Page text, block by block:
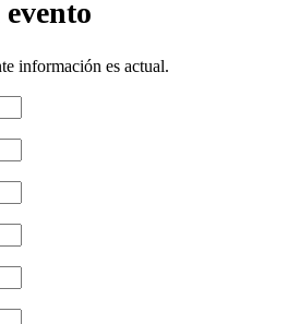
información es actual.